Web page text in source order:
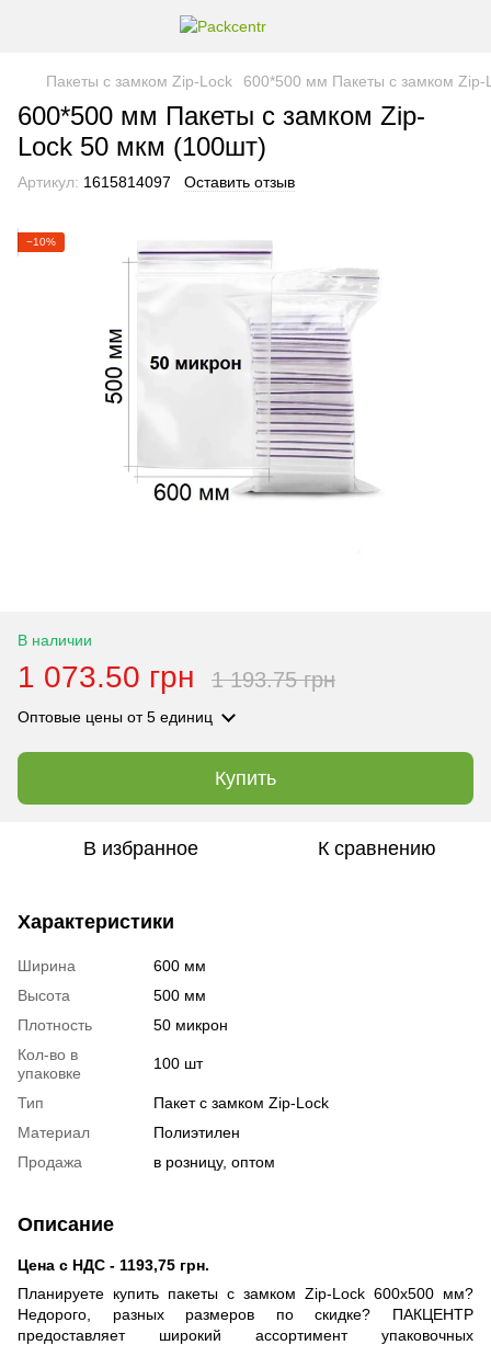
Пакеты с замком Zip-Lock 600*500 мм Пакеты с замком
600*500 мм Пакеты с замком Zip-
Lock 50 мкм (100шт)
Артикул: 1615814097 Оставить отзыв
−10%
В наличии
1 073.50 грн 1 193.75 грн
Оптовые цены от 5 единиц
Купить
В избранное К сравнению
Характеристики
Ширина
600 мм
Высота
500 мм
Плотность
50 микрон
Кол-во в
упаковке
100 шт
Тип
Пакет с замком Zip-Lock
Материал
Полиэтилен
Продажа
в розницу, оптом
Описание
Цена с НДС - 1193,75 грн.
Планируете купить пакеты с замком Zip-Lock 600х500 мм?
Недорого, разных размеров по скидке? ПАКЦЕНТР
предоставляет широкий ассортимент упаковочных